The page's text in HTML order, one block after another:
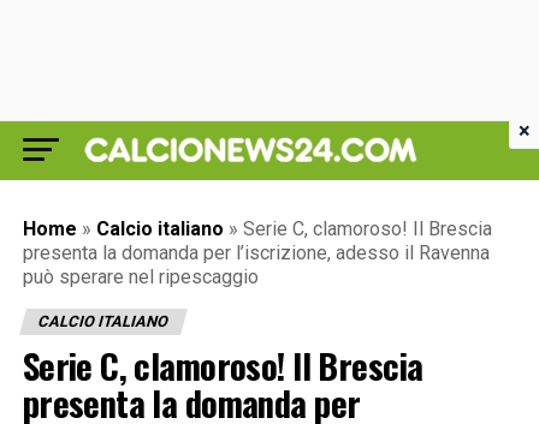
Home » Calcio italiano » Serie C, clamoroso! Il Brescia
presenta la domanda per l’iscrizione, adesso il Ravenna
può sperare nel ripescaggio
CALCIO ITALIANO
Serie C, clamoroso! Il Brescia
presenta la domanda per
×